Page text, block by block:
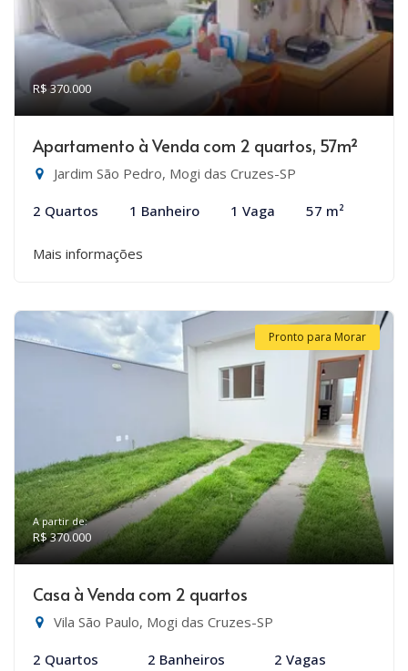
R$ 370.000
Apartamento à Venda com 2 quartos, 57m²
Jardim São Pedro, Mogi das Cruzes-SP
2 Quartos 1 Banheiro 1 Vaga 57 m²
Mais informações
Pronto para Morar
A partir de:
R$ 370.000
Casa à Venda com 2 quartos
Vila São Paulo, Mogi das Cruzes-SP
2 Quartos 2 Banheiros 2 Vagas